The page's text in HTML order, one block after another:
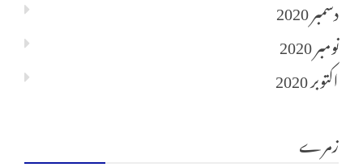
دسمبر 2020
نومبر 2020
اکتوبر 2020
زمرے